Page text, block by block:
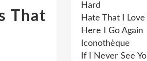
That
Hard
Hate That I Love
Here I Go Again
Iconothèque
If I Never See